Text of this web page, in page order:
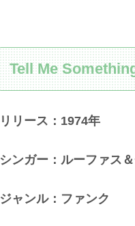
Tell Me
リリース：1974年
シンガー：ルーファス
ジャンル：ファンク